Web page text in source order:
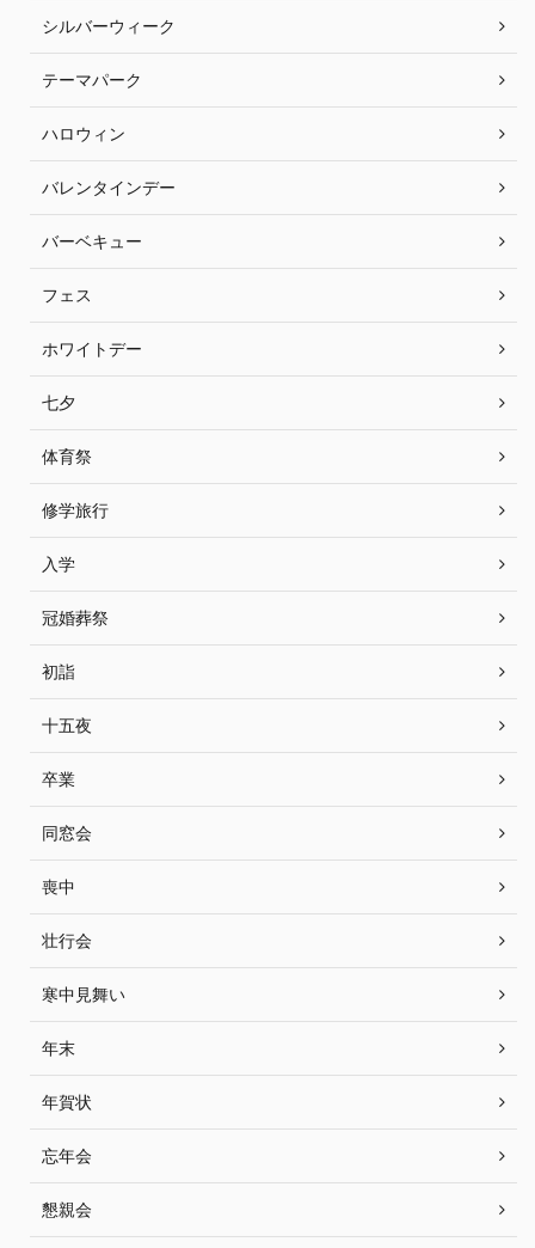
シルバーウィーク
テーマパーク
ハロウィン
バレンタインデー
バーベキュー
フェス
ホワイトデー
七夕
体育祭
修学旅行
入学
冠婚葬祭
初詣
十五夜
卒業
同窓会
喪中
壮行会
寒中見舞い
年末
年賀状
忘年会
懇親会